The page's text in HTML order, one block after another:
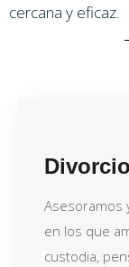
cercana y eficaz.
Asesoramos
en los que
custodia,